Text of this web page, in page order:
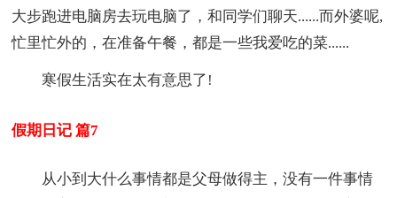
大步跑进电脑房去玩电脑了，和同学们聊天......而外婆呢,
忙里忙外的，在准备午餐，都是一些我爱吃的菜......
寒假生活实在太有意思了!
假期日记 篇7
从小到大什么事情都是父母做得主，没有一件事情